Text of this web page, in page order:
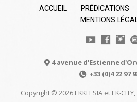
ACCUEIL PRÉDICATIONS
MENTIONS
4 avenue d'Estienne
+33 (0)4 22 97
Copyright © 2026 EKKLESIA et EK-